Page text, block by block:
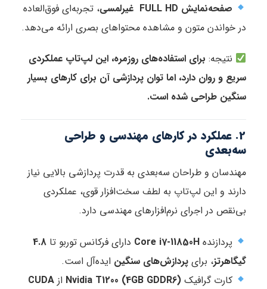
صفحه‌نمایش FULL HD غیرلمسی
، تجربه‌ای فوق‌العاده
در خواندن متون و مشاهده محتواهای بصری ارائه می‌دهد.
نتیجه: برای استفاده‌های روزمره، این لپ‌تاپ عملکردی
سریع و روان دارد، اما توان پردازشی آن برای کارهای بسیار
سنگین طراحی شده است.
2. عملکرد در کارهای مهندسی و طراحی
سه‌بعدی
مهندسان و طراحان سه‌بعدی به قدرت پردازشی بالایی نیاز
دارند و این لپ‌تاپ به لطف سخت‌افزار قوی، عملکردی
بی‌نقص در اجرای نرم‌افزارهای مهندسی دارد.
پردازندهCore i7-11850H دارای فرکانس توربو تا4.8
گیگاهرتز، برای پردازش‌های سنگین ایده‌آل است.
کارت گرافیکNvidia T1200 (4GB GDDR6) ازCUDA